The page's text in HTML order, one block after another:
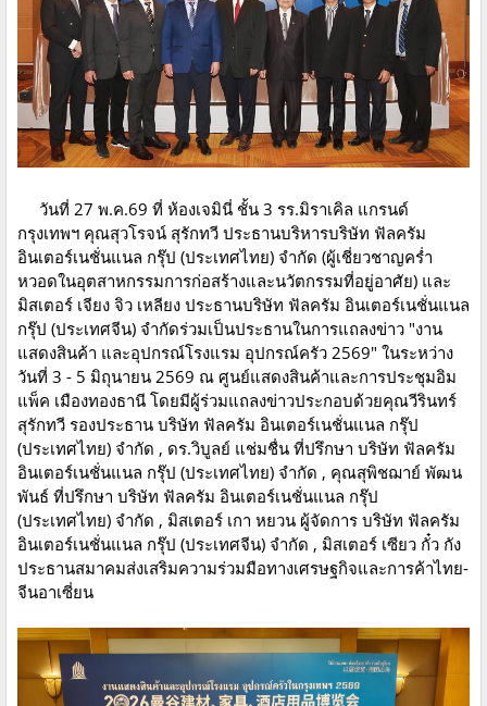
วันที่ 27 พ.ค.69 ที่ ห้องเจมินี่ ชั้น 3 รร.มิราเคิล แกรนด์
กรุงเทพฯ คุณสุวโรจน์ สุรักทวี ประธานบริหารบริษัท ฟัลครัม
อินเตอร์เนชั่นแนล กรุ๊ป (ประเทศไทย) จำกัด (ผู้เชี่ยวชาญคร่ำ
หวอดในอุตสาหกรรมการก่อสร้างและนวัตกรรมที่อยู่อาศัย) และ
มิสเตอร์ เจียง จิว เหลียง ประธานบริษัท ฟัลครัม อินเตอร์เนชั่นแนล
กรุ๊ป (ประเทศจีน) จำกัดร่วมเป็นประธานในการแถลงข่าว "งาน
แสดงสินค้า และอุปกรณ์โรงแรม อุปกรณ์ครัว 2569" ในระหว่าง
วันที่ 3 - 5 มิถุนายน 2569 ณ ศูนย์แสดงสินค้าและการประชุมอิม
แพ็ค เมืองทองธานี โดยมีผู้ร่วมแถลงข่าวประกอบด้วยคุณวีรินทร์
สุรักทวี รองประธาน บริษัท ฟัลครัม อินเตอร์เนชั่นแนล กรุ๊ป
(ประเทศไทย) จำกัด , ดร.วิบูลย์ แช่มชื่น ที่ปรึกษา บริษัท ฟัลครัม
อินเตอร์เนชั่นแนล กรุ๊ป (ประเทศไทย) จำกัด , คุณสุพิชฌาย์ พัฒน
พันธ์ ที่ปรึกษา บริษัท ฟัลครัม อินเตอร์เนชั่นแนล กรุ๊ป
(ประเทศไทย) จำกัด , มิสเตอร์ เกา หยวน ผู้จัดการ บริษัท ฟัลครัม
อินเตอร์เนชั่นแนล กรุ๊ป (ประเทศจีน) จำกัด , มิสเตอร์ เซียว กั๋ว กัง
ประธานสมาคมส่งเสริมความร่วมมือทางเศรษฐกิจและการค้าไทย-
จีนอาเซี่ยน